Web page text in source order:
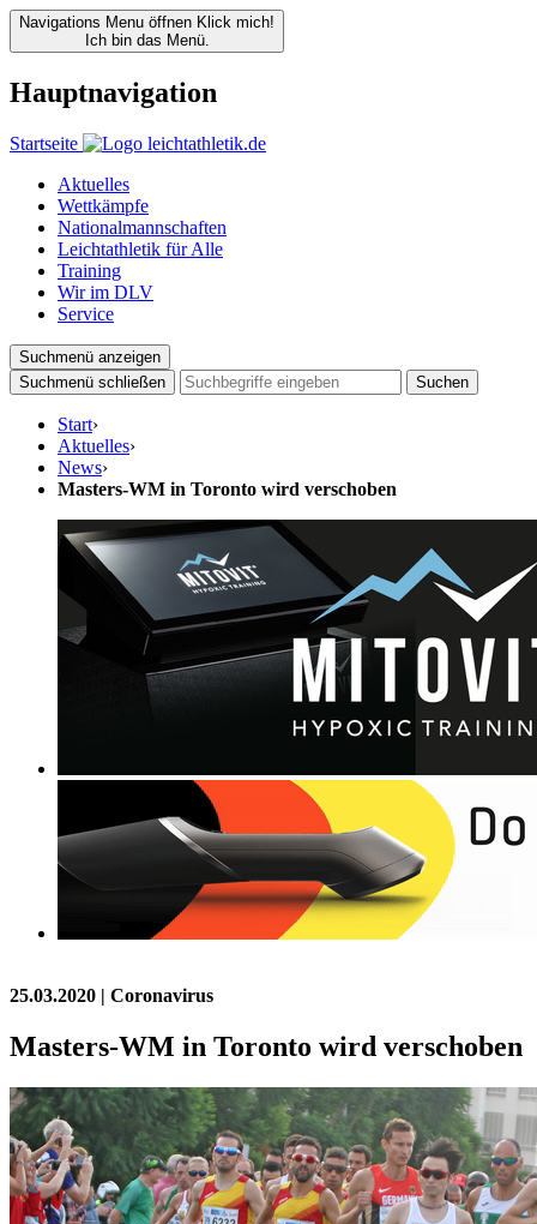
Navigations Menu öffnen Klick mich!
Ich bin das Menü.
Hauptnavigation
Startseite
Aktuelles
Wettkämpfe
Nationalmannschaften
Leichtathletik für Alle
Training
Wir im DLV
Service
Suchmenü anzeigen
Suchmenü schließen
Suchen
Start›
Aktuelles›
News›
Masters-WM in Toronto wird verschoben
25.03.2020 | Coronavirus
Masters-WM in Toronto wird verschoben